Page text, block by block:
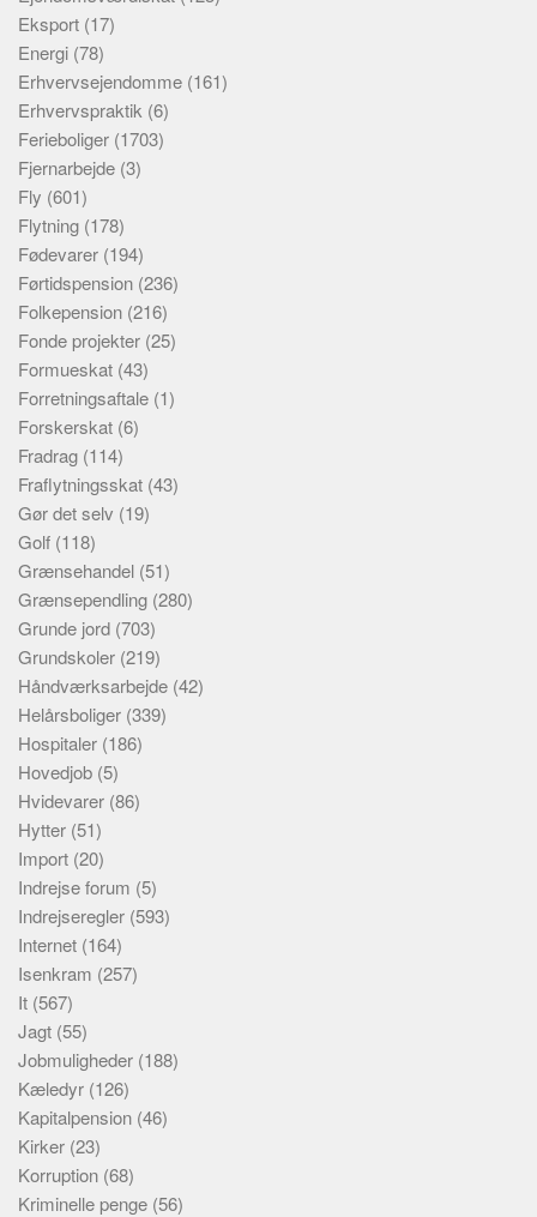
Eksport (17)
Energi (78)
Erhvervsejendomme (161)
Erhvervspraktik (6)
Ferieboliger (1703)
Fjernarbejde (3)
Fly (601)
Flytning (178)
Fødevarer (194)
Førtidspension (236)
Folkepension (216)
Fonde projekter (25)
Formueskat (43)
Forretningsaftale (1)
Forskerskat (6)
Fradrag (114)
Fraflytningsskat (43)
Gør det selv (19)
Golf (118)
Grænsehandel (51)
Grænsependling (280)
Grunde jord (703)
Grundskoler (219)
Håndværksarbejde (42)
Helårsboliger (339)
Hospitaler (186)
Hovedjob (5)
Hvidevarer (86)
Hytter (51)
Import (20)
Indrejse forum (5)
Indrejseregler (593)
Internet (164)
Isenkram (257)
It (567)
Jagt (55)
Jobmuligheder (188)
Kæledyr (126)
Kapitalpension (46)
Kirker (23)
Korruption (68)
Kriminelle penge (56)